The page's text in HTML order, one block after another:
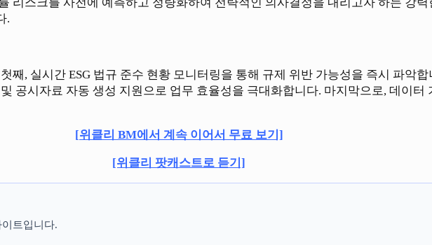
리스크를 사전에 예측하고 정량화하여 전략적인 의사결정을 내리고자 하는 강
.
째, 실시간 ESG 법규 준수 현황 모니터링을 통해 규제 위반 가능성을 즉시 파악
공시자료 자동 생성 지원으로 업무 효율성을 극대화합니다. 마지막으로, 데이터
[위클리 BM에서 계속 이어서 무료 보기]
[위클리 팟캐스트로 듣기]
트입니다.